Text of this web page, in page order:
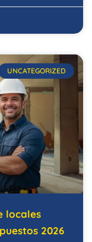
UNCATEGORIZED
locales
2026